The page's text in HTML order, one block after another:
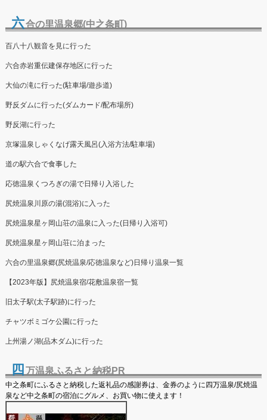
六合の里温泉郷(中之条町)
百八十八観音を見に行った
六合赤岩重伝建保存地区に行った
大仙の滝に行った(駐車場/遊歩道)
野反ダムに行った(ダムカード/配布場所)
野反湖に行った
京塚温泉しゃくなげ露天風呂(入浴方法/駐車場)
道の駅六合で食事した
応徳温泉くつろぎの湯で日帰り入浴した
尻焼温泉川原の湯(混浴)に入った
尻焼温泉星ヶ岡山荘の温泉に入った(日帰り入浴可)
尻焼温泉星ヶ岡山荘に泊まった
六合の里温泉郷(尻焼温泉/応徳温泉など)日帰り温泉一覧
【2023年版】尻焼温泉宿/花敷温泉宿一覧
旧太子駅(太子駅跡)に行った
チャツボミゴケ公園に行った
上州湯ノ湖(品木ダム)に行った
四 万温泉ふるさと納税PR
中之条町にふるさと納税した返礼品の感謝券は、金券のように四万温泉/尻焼温
泉など中之条町の宿泊にグルメ、お買い物に使えます！